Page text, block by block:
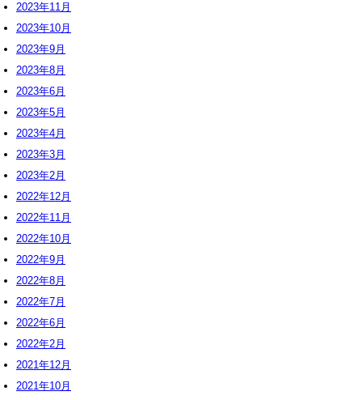
2023年11月
2023年10月
2023年9月
2023年8月
2023年6月
2023年5月
2023年4月
2023年3月
2023年2月
2022年12月
2022年11月
2022年10月
2022年9月
2022年8月
2022年7月
2022年6月
2022年2月
2021年12月
2021年10月